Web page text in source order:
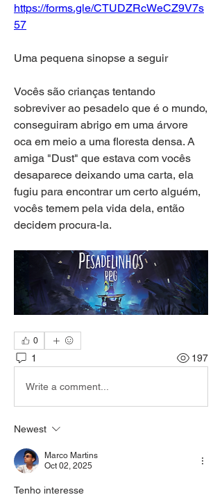
https://forms.gle/CTUDZRcWeCZ9V7s
57
Uma pequena sinopse a seguir
Vocês são crianças tentando
sobreviver ao pesadelo que é o mundo,
conseguiram abrigo em uma árvore
oca em meio a uma floresta densa. A
amiga "Dust" que estava com vocês
desaparece deixando uma carta, ela
fugiu para encontrar um certo alguém,
vocês temem pela vida dela, então
decidem procura-la.
0
1 197
Write a comment...
Newest
Marco Martins
Oct 02, 2025
Tenho interesse